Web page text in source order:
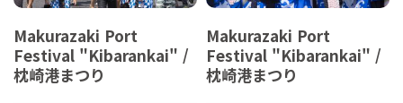
Makurazaki Port
Festival "Kibarankai" /
枕崎港まつり
Makurazaki Port
Festival "Kibarankai" /
枕崎港まつり